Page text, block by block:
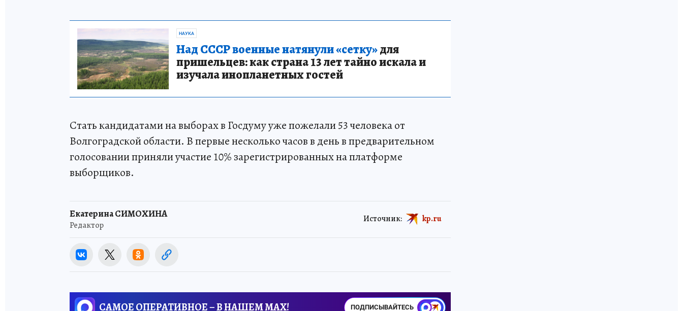
НАУКА
Над СССР военные натянули «сетку»для
пришельцев: как страна 13 лет тайно искала и
изучала инопланетных гостей
Стать кандидатами на выборах в Госдуму уже пожелали 53 человека от
Волгоградской области. В первые несколько часов в день в предварительном
голосовании приняли участие 10% зарегистрированных на платформе
выборщиков.
Екатерина СИМОХИНА
Редактор
Источник: kp.ru
САМОЕ ОПЕРАТИВНОЕ – В НАШЕМ MAX! ПОДПИСЫВАЙТЕСЬ